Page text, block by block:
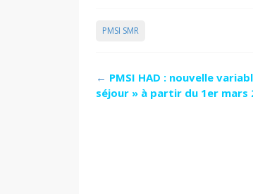
PMSI SMR
Post
navigation
← PMSI HAD : nouvelle
séjour » à partir du 1er mars